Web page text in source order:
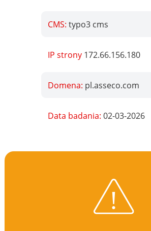
CMS:typo3 cms
IP strony 172.66.156.180
Domena: pl.asseco.com
Data badania:02-03-2026